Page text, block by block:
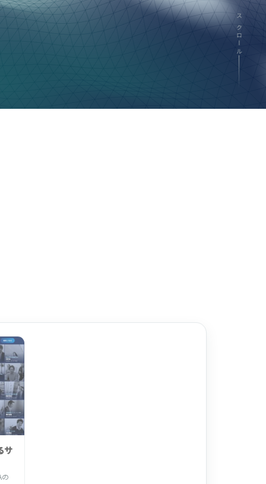
スクロール
サ
の